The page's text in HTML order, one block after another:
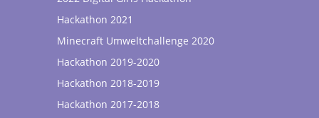
Hackathon 2021
Minecraft Umweltchallenge 2020
Hackathon 2019-2020
Hackathon 2018-2019
Hackathon 2017-2018